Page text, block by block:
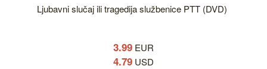
Ljubavni slučaj ili tragedija službenice PTT (DVD)
3.99 EUR
4.79 USD